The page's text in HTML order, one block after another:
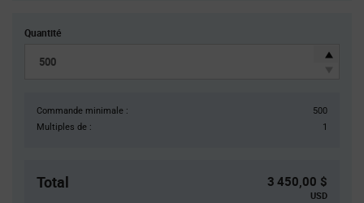
Quantité
Commande minimale :
500
Multiples de :
1
Total 3 450,00 $
USD